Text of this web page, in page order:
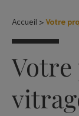
Accueil Votre